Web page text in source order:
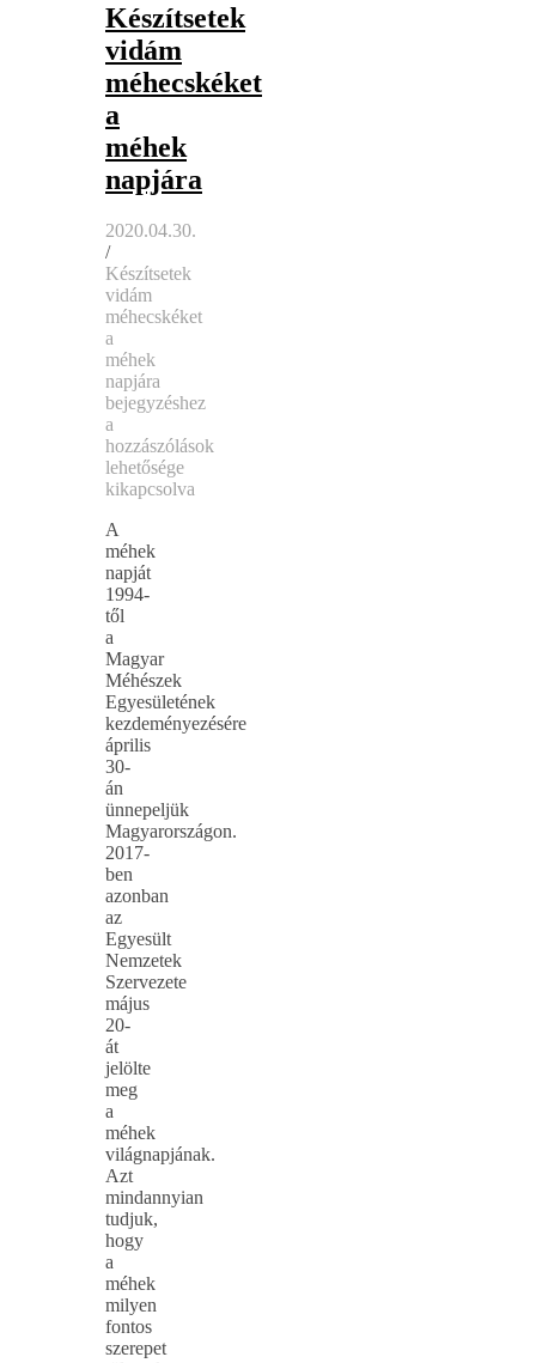
Készítsetek
vidám
méhecskéket
a
méhek
napjára
2020.04.30.
/
Készítsetek
vidám
méhecskéket
a
méhek
napjára
bejegyzéshez
a
hozzászólások
lehetősége
kikapcsolva
A
méhek
napját
1994-
től
a
Magyar
Méhészek
Egyesületének
kezdeményezésére
április
30-
án
ünnepeljük
Magyarországon.
2017-
ben
azonban
az
Egyesült
Nemzetek
Szervezete
május
20-
át
jelölte
meg
a
méhek
világnapjának.
Azt
mindannyian
tudjuk,
hogy
a
méhek
milyen
fontos
szerepet